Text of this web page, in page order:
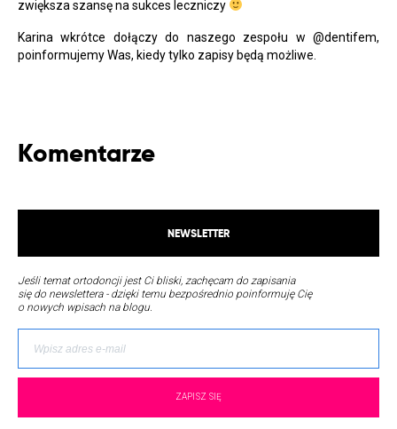
zwiększa szansę na sukces leczniczy
Karina wkrótce dołączy do naszego zespołu w @dentifem,
poinformujemy Was, kiedy tylko zapisy będą możliwe.
Komentarze
NEWSLETTER
Jeśli temat ortodoncji jest Ci bliski, zachęcam do zapisania
się do newslettera - dzięki temu bezpośrednio poinformuję Cię
o nowych wpisach na blogu.